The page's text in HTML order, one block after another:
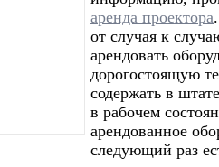
аренда проектора
от случая к
арендовать
дорогостоящую
содержать в
в рабочем
арендованное
следующий раз